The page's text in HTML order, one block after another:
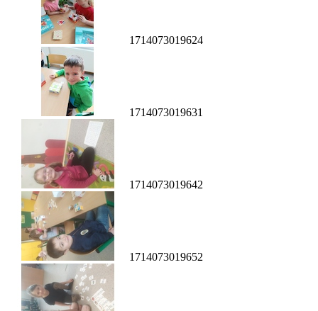
1714073019624
1714073019631
1714073019642
1714073019652